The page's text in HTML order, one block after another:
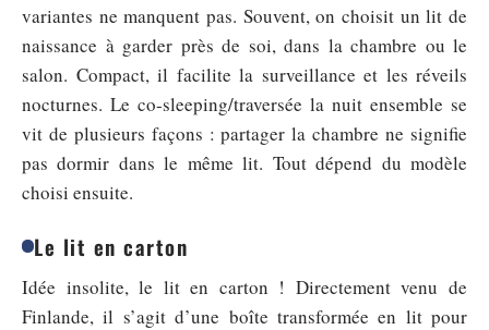
variantes ne manquent pas. Souvent, on choisit un lit de
naissance à garder près de soi, dans la chambre ou le
salon. Compact, il facilite la surveillance et les réveils
nocturnes. Le co-sleeping/traversée la nuit ensemble se
vit de plusieurs façons : partager la chambre ne signifie
pas dormir dans le même lit. Tout dépend du modèle
choisi ensuite.
Le lit en carton
Idée insolite, le lit en carton ! Directement venu de
Finlande, il s’agit d’une boîte transformée en lit pour